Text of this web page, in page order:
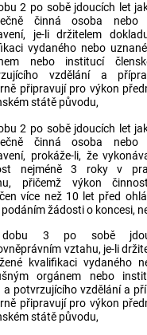
2 po sobě jdoucích let
činná osoba nebo
je-li držitelem
vydaného nebo
nebo institucí
vzdělání a
připravují pro výkon
státě původu,
2 po sobě jdoucích let
činná osoba nebo
prokáže-li, že
nejméně 3 roky v
přičemž výkon
více než 10 let před
podáním žádosti o koncesi,
3 po sobě
vztahu, je-li
kvalifikaci vydaného
orgánem nebo
potvrzujícího vzdělání a
připravují pro výkon
státě původu,